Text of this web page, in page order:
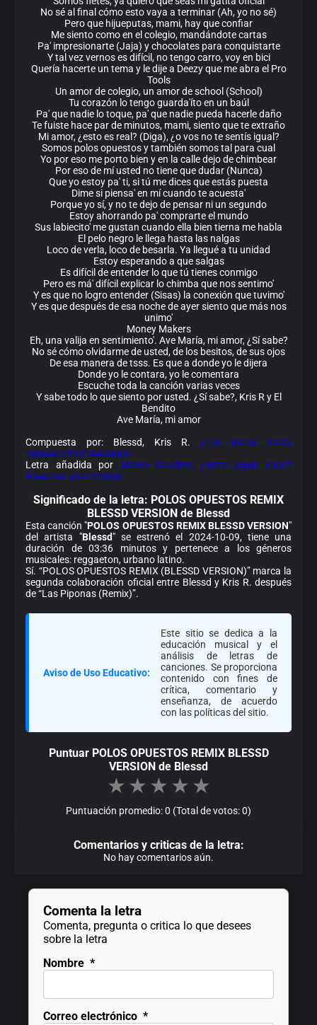
No sé al final cómo esto vaya a terminar (Ah, yo no sé)
Pero que hijueputas, mami, hay que confiar
Me siento como en el colegio, mandándote cartas
Pa' impresionarte (Jaja) y chocolates para conquistarte
Y tal vez vernos es difícil, no tengo carro, voy en bici
Quería hacerte un tema y le dije a Deezy que me abra el Pro
Tools
Un amor de colegio, un amor de school (School)
Tu corazón lo tengo guarda'íto en un baúl
Pa' que nadie lo toque, pa' que nadie pueda hacerle daño
Te fuiste hace par de minutos, mami, siento que te extraño
Mi amor, ¿esto es real? (Diga), ¿o vos no te sentís igual?
Somos polos opuestos y también somos tal para cual
Yo por eso me porto bien y en la calle dejo de chimbear
Por eso de mí usted no tiene que dudar (Nunca)
Que yo estoy pa' ti, si tú me dices que estás puesta
Dime si piensa' en mí cuando te acuesta'
Porque yo sí, y no te dejo de pensar ni un segundo
Estoy ahorrando pa' comprarte el mundo
Sus labiecito' me gustan cuando ella bien tierna me habla
El pelo negro le llega hasta las nalgas
Loco de verla, loco de besarla. Ya llegué a tu unidad
Estoy esperando a que salgas
Es difícil de entender lo que tú tienes conmigo
Pero es má' difícil explicar lo chimba que nos sentimo'
Y es que no logro entender (Sisas) la conexión que tuvimo'
Y es que después de esa noche de ayer siento que más nos
unimo'
Money Makers
Eh, una valija en sentimiento'. Ave María, mi amor, ¿Sí sabe?
No sé cómo olvidarme de usted, de los besitos, de sus ojos
De esa manera de tsss. Es que a donde yo le dijera
Donde yo le contara, yo le comentara
Escuche toda la canción varias veces
Y sabe todo lo que siento por usted. ¿Sí sabe?, Kris R y El
Bendito
Ave María, mi amor
Compuesta por: Blessd, Kris R. ¿Los datos están
equivocados? Avísanos.
Letra añadida por Mateo Sanchez
¿Viste algún error?
Envíanos una revisión.
Significado de la letra: POLOS OPUESTOS REMIX
BLESSD VERSION de Blessd
Esta canción "POLOS OPUESTOS REMIX BLESSD VERSION"
del artista "Blessd" se estrenó el 2024-10-09, tiene una
duración de 03:36 minutos y pertenece a los géneros
musicales: reggaeton, urbano latino.
Sí. “POLOS OPUESTOS REMIX (BLESSD VERSION)” marca la
segunda colaboración oficial entre Blessd y Kris R. después
de “Las Piponas (Remix)”.
Aviso de Uso Educativo:
Este sitio se dedica a la
educación musical y el
análisis de letras de
canciones. Se proporciona
contenido con fines de
crítica, comentario y
enseñanza, de acuerdo
con las políticas del sitio.
Puntuar POLOS OPUESTOS REMIX BLESSD
VERSION de Blessd
★ ★ ★ ★ ★
Puntuación promedio: 0 (Total de votos: 0)
Comentarios y criticas de la letra:
No hay comentarios aún.
Comenta la letra
Comenta, pregunta o critica lo que desees
sobre la letra
Nombre *
Correo electrónico *